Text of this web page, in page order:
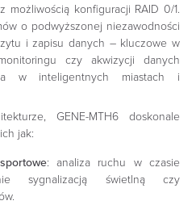
możliwością konfiguracji RAID 0/1.
o podwyższonej niezawodności
i zapisu danych – kluczowe w
czy akwizycji danych
w inteligentnych miastach i
GENE-MTH6 doskonale
jak:​
: analiza ruchu w czasie
sygnalizacją świetlną czy